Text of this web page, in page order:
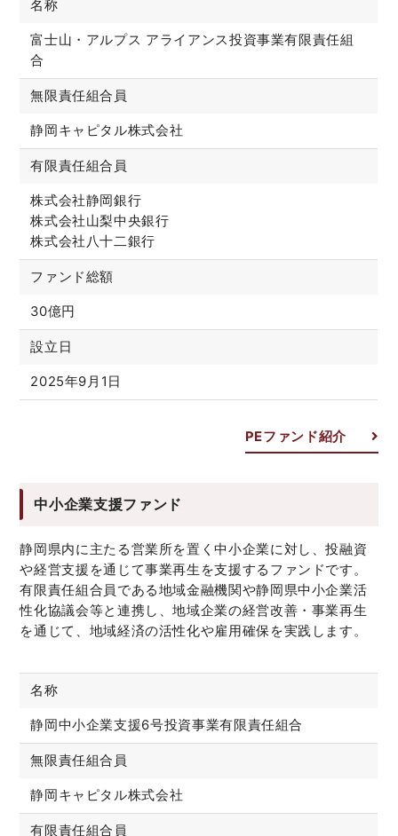
名称
富士山・アルプス アライアンス投資事業有限責任組
合
無限責任組合員
静岡キャピタル株式会社
有限責任組合員
株式会社静岡銀行
株式会社山梨中央銀行
株式会社八十二銀行
ファンド総額
30億円
設立日
2025年9月1日
PEファンド紹介
中小企業支援ファンド
静岡県内に主たる営業所を置く中小企業に対し、投融資
や経営支援を通じて事業再生を支援するファンドです。
有限責任組合員である地域金融機関や静岡県中小企業活
性化協議会等と連携し、地域企業の経営改善・事業再生
を通じて、地域経済の活性化や雇用確保を実践します。
名称
静岡中小企業支援6号投資事業有限責任組合
無限責任組合員
静岡キャピタル株式会社
有限責任組合員